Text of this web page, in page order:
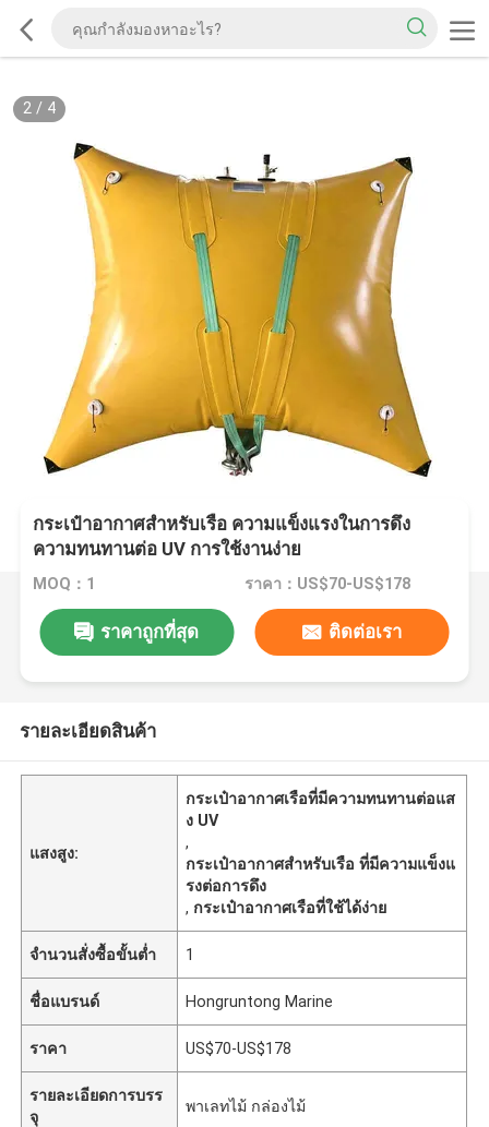
2/ 4
กระเป๋าอากาศสําหรับเรือ ความแข็งแรงในการดึง
ความทนทานต่อ UV การใช้งานง่าย
MOQ：1 ราคา：US$70-US$178
ราคาถูกที่สุด ติดต่อเรา
รายละเอียดสินค้า
แสงสูง:
กระเป๋าอากาศเรือที่มีความทนทานต่อแส
ง UV
,
กระเป๋าอากาศสําหรับเรือ ที่มีความแข็งแ
รงต่อการดึง
, กระเป๋าอากาศเรือที่ใช้ได้ง่าย
จำนวนสั่งซื้อขั้นต่ำ 1
ชื่อแบรนด์ Hongruntong Marine
ราคา US$70-US$178
รายละเอียดการบรร
จุ
พาเลทไม้ กล่องไม้